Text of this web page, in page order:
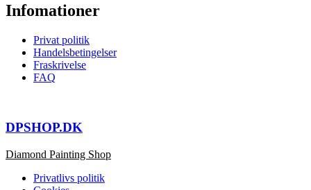
Infomationer
Privat politik
Handelsbetingelser
Fraskrivelse
FAQ
DPSHOP.DK
Diamond Painting Shop
Privatlivs politik